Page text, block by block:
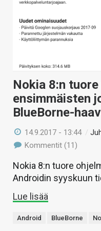
Nokia 8:n
ensimmäisten
BlueBorne-
14.9.2017 - 13:44 /
Kommentit (11)
Nokia 8:n tuore
Androidin syyskuun
Lue lisää
Android BlueBorne